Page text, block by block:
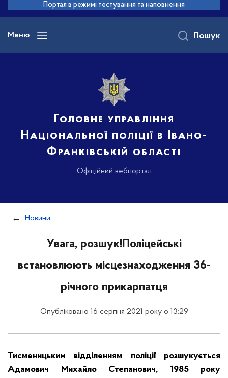
основного
вмісту
Портал в режимі тестування та наповнення
Меню
Головне управління
Національної поліції в Івано-
Франківській області
Офіційний вебпортал
Пошук
Новини
Увага, розшук!Поліцейські
встановлюють місцезнаходження 36-
річного прикарпатця
Опубліковано 16 серпня 2021 року о 13:29
Тисменицьким відділенням поліції розшукується
Адамович Михайло Степанович, 1985 року